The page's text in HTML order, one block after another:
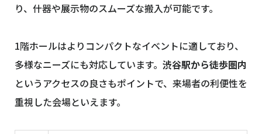
り、什器や展示物のスムーズな搬入が可能です。
1階ホールはよりコンパクトなイベントに適しており、
多様なニーズにも対応しています。 渋谷駅から徒歩圏内
というアクセスの良さもポイントで、来場者の利便性を
重視した会場といえます。